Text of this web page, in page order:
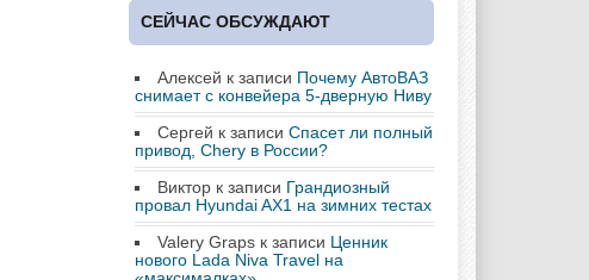
СЕЙЧАС ОБСУЖДАЮТ
Алексей к записи Почему АвтоВАЗ
снимает с конвейера 5-дверную Ниву
Сергей к записи Спасет ли полный
привод, Chery в России?
Виктор к записи Грандиозный
провал Hyundai AX1 на зимних тестах
Valery Graps к записи Ценник
нового Lada Niva Travel на